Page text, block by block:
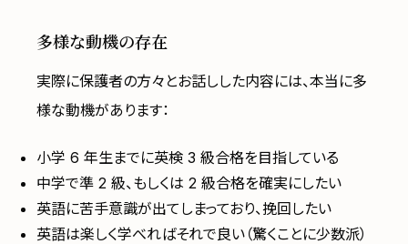
多様な動機の存在
実際に保護者の方々とお話しした内容には、本当に多
様な動機があります：
小学 6 年生までに英検 3 級合格を目指している
中学で準 2 級、もしくは 2 級合格を確実にしたい
英語に苦手意識が出てしまっており、挽回したい
英語は楽しく学べればそれで良い（驚くことに少数派）